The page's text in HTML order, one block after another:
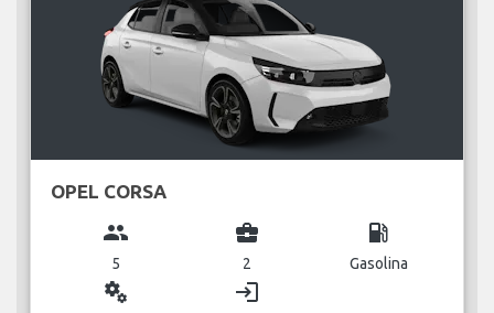
OPEL CORSA
group
5
business_center
2
local_gas_station
Gasolina
miscellaneous_services login